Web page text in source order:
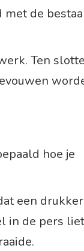
de
Ten slotte
hoe je
een
in de pers liet